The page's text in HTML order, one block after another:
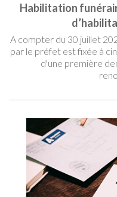
Habilitation
A compter du 30 juillet
par le préfet est fixée à
d'une première